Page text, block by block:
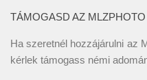
TÁMOGASD AZ MLZPHOTO
Ha szeretnél hozzájárulni az
kérlek támogass némi